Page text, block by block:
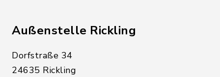
Außenstelle Rickling
Dorfstraße 34
24635 Rickling